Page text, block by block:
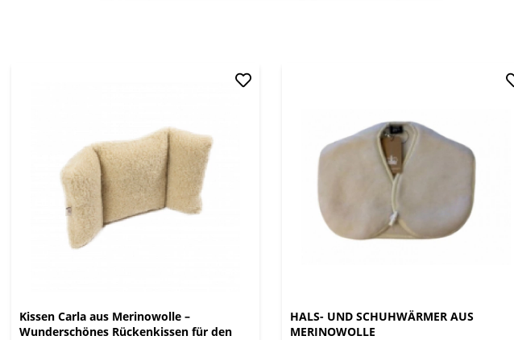
Kissen Carla aus Merinowolle –
Wunderschönes Rückenkissen für den
HALS- UND SCHUHWÄRMER AUS
MERINOWOLLE